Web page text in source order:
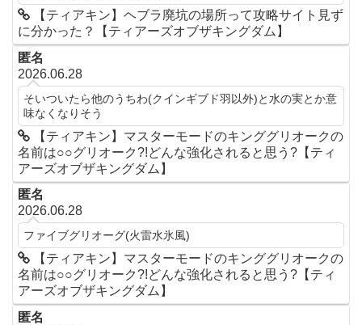
【ティアキン】ヘブラ廃坑の場所って攻略サイト見ず
に分かった？【ティアーズオブザキングダム】
匿名
2026.06.28
そいついたら他のうちわ(クインギブド羽以外)と水の実とか意
味なくなりそう
【ティアキン】マスターモードのキンググリオークの
名前は○○グリオーク?!どんな強化されると思う?【ティ
アーズオブザキングダム】
匿名
2026.06.28
ファイブグリオーグ(火雷水氷風)
【ティアキン】マスターモードのキンググリオークの
名前は○○グリオーク?!どんな強化されると思う?【ティ
アーズオブザキングダム】
匿名